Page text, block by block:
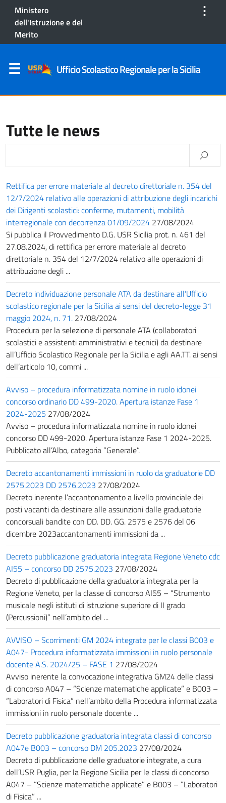
Ministero
dell'Istruzione e del
Merito
⋮
Ufficio Scolastico Regionale per la Sicilia
Tutte le news
Rettifica per errore materiale al decreto direttoriale n. 354 del
12/7/2024 relativo alle operazioni di attribuzione degli incarichi
dei Dirigenti scolastici: conferme, mutamenti, mobilità
interregionale con decorrenza 01/09/2024 27/08/2024
Si pubblica il Provvedimento D.G. USR Sicilia prot. n. 461 del
27.08.2024, di rettifica per errore materiale al decreto
direttoriale n. 354 del 12/7/2024 relativo alle operazioni di
attribuzione degli ...
Decreto individuazione personale ATA da destinare all’Ufficio
scolastico regionale per la Sicilia ai sensi del decreto-legge 31
maggio 2024, n. 71. 27/08/2024
Procedura per la selezione di personale ATA (collaboratori
scolastici e assistenti amministrativi e tecnici) da destinare
all’Ufficio Scolastico Regionale per la Sicilia e agli AA.TT. ai sensi
dell’articolo 10, commi ...
Avviso – procedura informatizzata nomine in ruolo idonei
concorso ordinario DD 499-2020. Apertura istanze Fase 1
2024-2025 27/08/2024
Avviso – procedura informatizzata nomine in ruolo idonei
concorso DD 499-2020. Apertura istanze Fase 1 2024-2025.
Pubblicato all’Albo, categoria “Generale”.
Decreto accantonamenti immissioni in ruolo da graduatorie DD
2575.2023 DD 2576.2023 27/08/2024
Decreto inerente l’accantonamento a livello provinciale dei
posti vacanti da destinare alle assunzioni dalle graduatorie
concorsuali bandite con DD. DD. GG. 2575 e 2576 del 06
dicembre 2023accantonamenti immissioni da ...
Decreto pubblicazione graduatoria integrata Regione Veneto cdc
AI55 – concorso DD 2575.2023 27/08/2024
Decreto di pubblicazione della graduatoria integrata per la
Regione Veneto, per la classe di concorso AI55 – “Strumento
musicale negli istituti di istruzione superiore di II grado
(Percussioni)” nell’ambito del ...
AVVISO – Scorrimenti GM 2024 integrate per le classi B003 e
A047- Procedura informatizzata immissioni in ruolo personale
docente A.S. 2024/25 – FASE 1 27/08/2024
Avviso inerente la convocazione integrativa GM24 delle classi
di concorso A047 – “Scienze matematiche applicate” e B003 –
“Laboratori di Fisica” nell’ambito della Procedura informatizzata
immissioni in ruolo personale docente ...
Decreto pubblicazione graduatoria integrata classi di concorso
A047e B003 – concorso DM 205.2023 27/08/2024
Decreto di pubblicazione delle graduatorie integrate, a cura
dell’USR Puglia, per la Regione Sicilia per le classi di concorso
A047 – “Scienze matematiche applicate” e B003 – “Laboratori
di Fisica” ...